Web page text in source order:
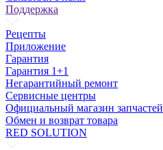
Поддержка
Рецепты
Приложение
Гарантия
Гарантия 1+1
Негарантийный ремонт
Сервисные центры
Официальный магазин запчастей
Обмен и возврат товара
RED SOLUTION